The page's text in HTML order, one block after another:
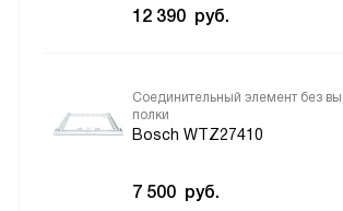
12 390 руб.
Соединительный элемент без
полки
Bosch WTZ27410
7 500 руб.